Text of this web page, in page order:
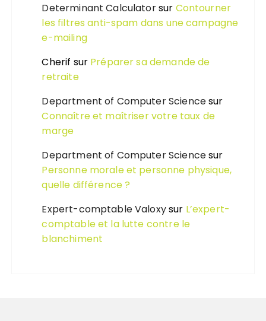
Determinant Calculatorsur Contourner
les filtres anti-spam dans une campagne
e-mailing
Cherif sur Préparer sa demande de
retraite
Department of Computer Sciencesur
Connaître et maîtriser votre taux de
marge
Department of Computer Sciencesur
Personne morale et personne physique,
quelle différence ?
Expert-comptable Valoxysur L’expert-
comptable et la lutte contre le
blanchiment